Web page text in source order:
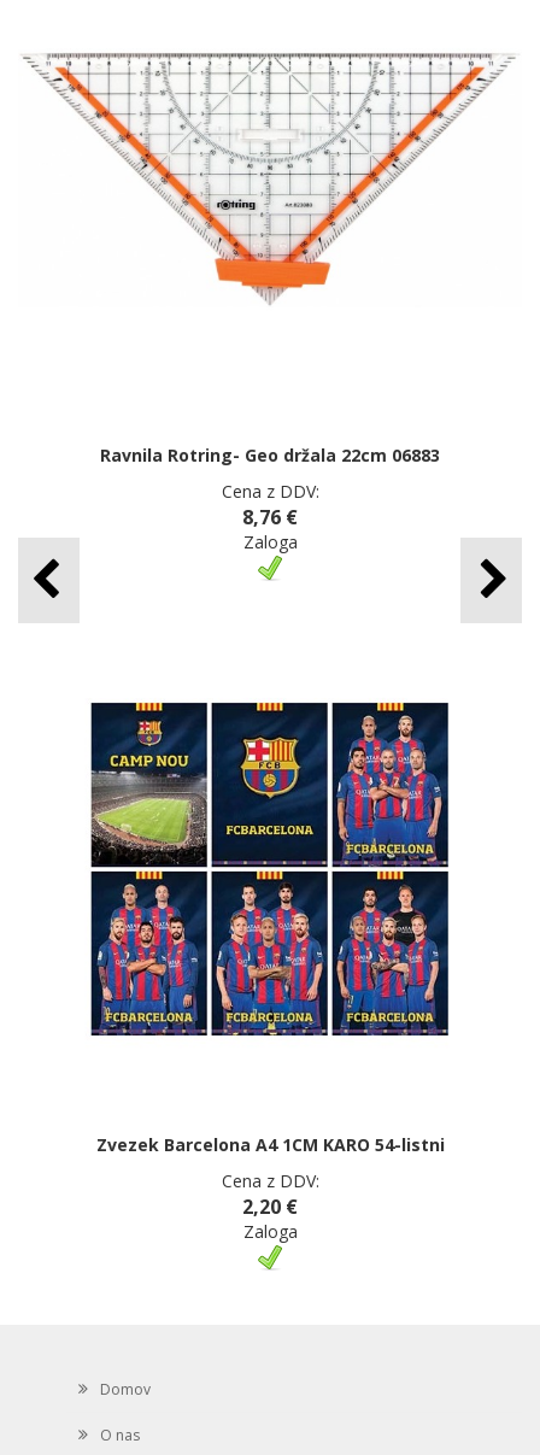
Ravnila Rotring- Geo držala 22cm 06883
Cena z DDV:
8,76 €
Zaloga
Zvezek Barcelona A4 1CM KARO 54-listni
Cena z DDV:
2,20 €
Zaloga
Domov
O nas